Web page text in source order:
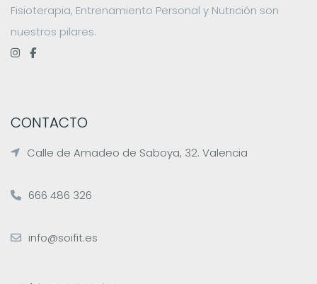
Fisioterapia, Entrenamiento Personal y Nutrición son
nuestros pilares.
CONTACTO
Calle de Amadeo de Saboya, 32. Valencia
666 486 326
info@soifit.es